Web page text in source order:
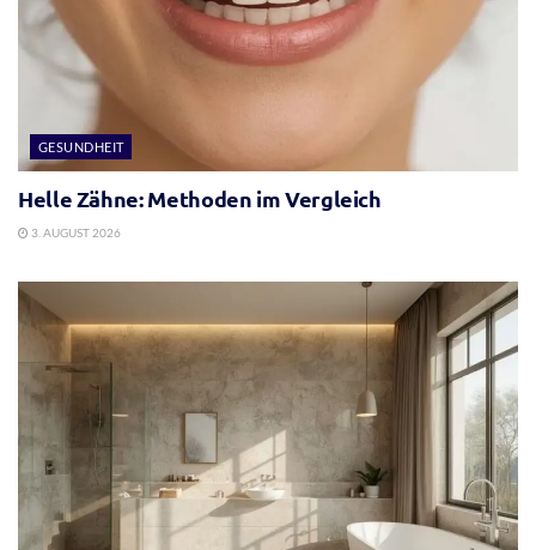
GESUNDHEIT
Helle Zähne: Methoden im Vergleich
3. AUGUST 2026